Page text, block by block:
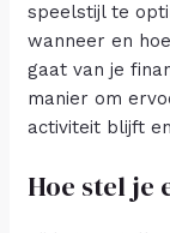
speelstijl te
wanneer en
gaat van je
manier om
activiteit blijft
Hoe stel je